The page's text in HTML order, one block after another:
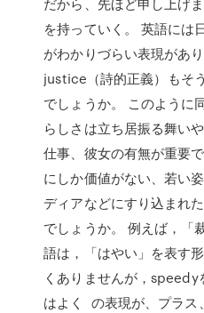
を持っていく。 英語には
がわかりづらい表現があ
justice（詩的正義）もそ
でしょうか。 このように
らしさは立ち居振る舞い
仕事、彼女の有無が重要
にしか価値がない、若い
ディアなどにすり込まれ
でしょうか。 例えば，「
語は，「はやい」を表す
くありませんが，speedy
はよく の表現が、プラス